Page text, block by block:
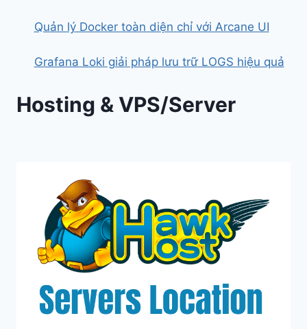
Quản lý Docker toàn diện chỉ với Arcane UI
Grafana Loki giải pháp lưu trữ LOGS hiệu quả
Hosting & VPS/Server